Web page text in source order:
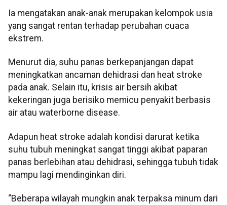
Ia mengatakan anak-anak merupakan kelompok usia
yang sangat rentan terhadap perubahan cuaca
ekstrem.
Menurut dia, suhu panas berkepanjangan dapat
meningkatkan ancaman dehidrasi dan heat stroke
pada anak. Selain itu, krisis air bersih akibat
kekeringan juga berisiko memicu penyakit berbasis
air atau waterborne disease.
Adapun heat stroke adalah kondisi darurat ketika
suhu tubuh meningkat sangat tinggi akibat paparan
panas berlebihan atau dehidrasi, sehingga tubuh tidak
mampu lagi mendinginkan diri.
“Beberapa wilayah mungkin anak terpaksa minum dari